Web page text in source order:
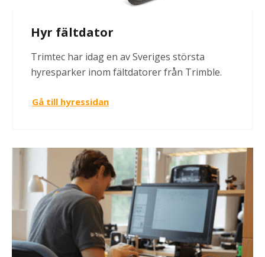
Hyr fältdator
Trimtec har idag en av Sveriges största
hyresparker inom fältdatorer från Trimble.
Gå till hyressidan